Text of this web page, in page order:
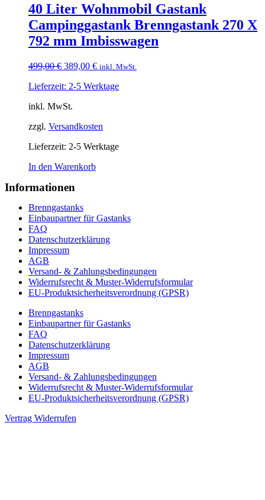
40 Liter Wohnmobil Gastank
Campinggastank Brenngastank 270 X
792 mm Imbisswagen
499,00€ Ursprünglicher
war:
389,00 €Aktueller
ist:
inkl. MwSt.
Lieferzeit: 2-5 Werktage
inkl. MwSt.
zzgl. Versandkosten
Lieferzeit: 2-5 Werktage
In den Warenkorb
Informationen
Brenngastanks
Einbaupartner für Gastanks
FAQ
Datenschutzerklärung
Impressum
AGB
Versand- & Zahlungsbedingungen
Widerrufsrecht & Muster-Widerrufsformular
EU-Produktsicherheitsverordnung (GPSR)
Brenngastanks
Einbaupartner für Gastanks
FAQ
Datenschutzerklärung
Impressum
AGB
Versand- & Zahlungsbedingungen
Widerrufsrecht & Muster-Widerrufsformular
EU-Produktsicherheitsverordnung (GPSR)
Vertrag Widerrufen